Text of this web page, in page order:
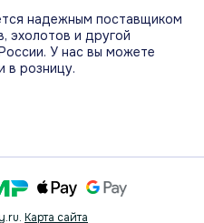
профилей
тренировки и другие
надежным поставщиком
эхолотов и другой
У нас вы можете
в розницу.
Карта сайта